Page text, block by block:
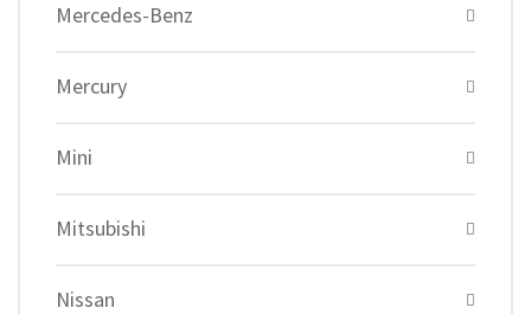
Mercedes-Benz
Mercury
Mini
Mitsubishi
Nissan